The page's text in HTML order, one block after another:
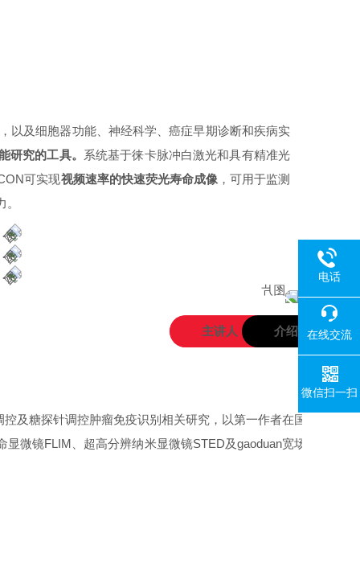
以及细胞器功能、神经科学、癌症早期诊断和疾病实
究的工具。 系统基于徕卡脉冲白激光和具有精准光
可实现视频速率的快速荧光寿命成像 ，可用于监测
。
02
主讲人 介绍
及糖探针调控肿瘤免疫识别相关研究，以第一作者在国际期
显微镜FLIM、超高分辨纳米显微镜STED及gaoduan宽场显微
电话
在线交流
微信扫一扫